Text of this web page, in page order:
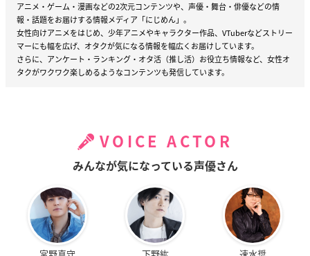
アニメ・ゲーム・漫画などの2次元コンテンツや、声優・舞台・俳優などの情
報・話題をお届けする情報メディア「にじめん」。
女性向けアニメをはじめ、少年アニメやキャラクター作品、VTuberなどストリー
マーにも幅を広げ、オタクが気になる情報を幅広くお届けしています。
さらに、アンケート・ランキング・オタ活（推し活）お役立ち情報など、女性オ
タクがワクワク楽しめるようなコンテンツも発信しています。
VOICE ACTOR
みんなが気になっている声優さん